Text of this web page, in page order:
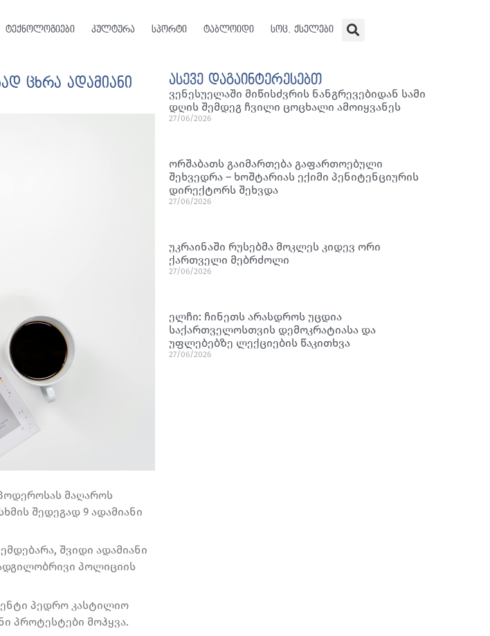
ტექნოლოგიები კულტურა სპორტი ტაბლოიდი სოც. ქსელები
ცხრა ადამიანი
მაღაროს
შედეგად 9 ადამიანი
შვიდი ადამიანი
ადგილობრივი პოლიციის
პედრო კასტილიო
პროტესტები მოჰყვა.
ასევე დაგაინტერესებთ
ვენესუელაში მიწისძვრის ნანგრევებიდან სამი
დღის შემდეგ ჩვილი ცოცხალი ამოიყვანეს
27/06/2026
ორშაბათს გაიმართება გაფართოებული
შეხვედრა – ხოშტარიას ექიმი პენიტენციურის
დირექტორს შეხვდა
27/06/2026
უკრაინაში რუსებმა მოკლეს კიდევ ორი
ქართველი მებრძოლი
27/06/2026
ელჩი: ჩინეთს არასდროს უცდია
საქართველოსთვის დემოკრატიასა და
უფლებებზე ლექციების წაკითხვა
27/06/2026